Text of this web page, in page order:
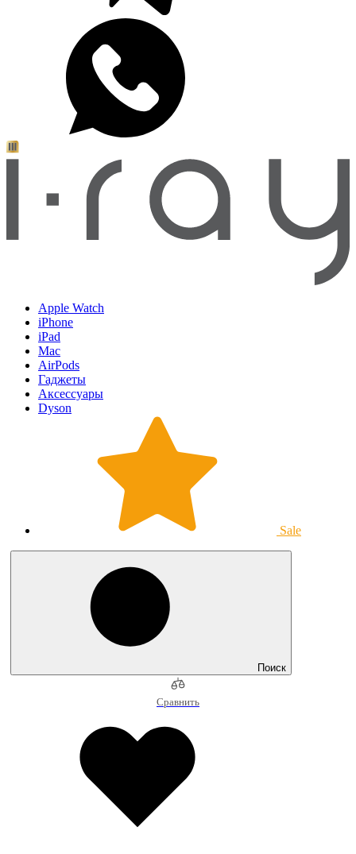
Apple Watch
iPhone
iPad
Mac
AirPods
Гаджеты
Аксессуары
Dyson
Sale
Поиск
Сравнить